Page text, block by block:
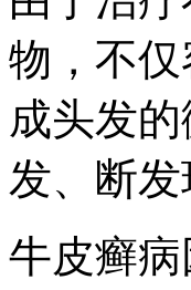
物，不
成头发
发、断发
牛皮癣